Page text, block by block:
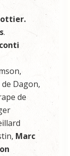
.
Dagon,
de
Marc